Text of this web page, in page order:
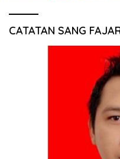
CATATAN SANG